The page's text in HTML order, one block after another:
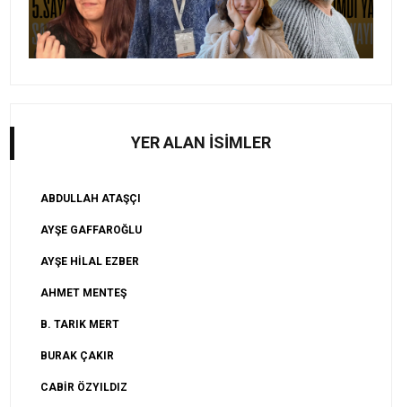
YER ALAN İSİMLER
ABDULLAH ATAŞÇI
AYŞE GAFFAROĞLU
AYŞE HİLAL EZBER
AHMET MENTEŞ
B. TARIK MERT
BURAK ÇAKIR
CABİR ÖZYILDIZ